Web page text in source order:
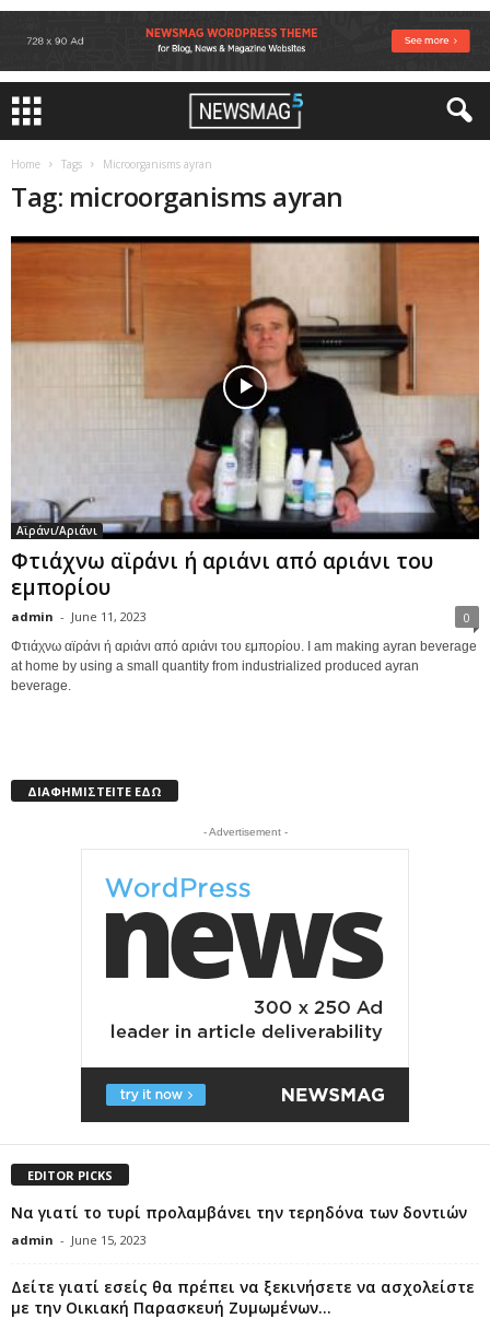
Home Tags Microorganisms ayran
Tag: microorganisms ayran
Αϊράνι/Αριάνι
Φτιάχνω αϊράνι ή αριάνι από αριάνι του
εμπορίου
admin - June 11, 2023 0
Φτιάχνω αϊράνι ή αριάνι από αριάνι του εμπορίου. I am making ayran beverage
at home by using a small quantity from industrialized produced ayran
beverage.
ΔΙΑΦΗΜΙΣΤΕΙΤΕ ΕΔΩ
- Advertisement -
EDITOR PICKS
Να γιατί το τυρί προλαμβάνει την τερηδόνα των δοντιών
admin - June 15, 2023
Δείτε γιατί εσείς θα πρέπει να ξεκινήσετε να ασχολείστε
με την Οικιακή Παρασκευή Ζυμωμένων...